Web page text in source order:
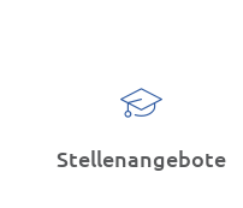
Stellenangebote